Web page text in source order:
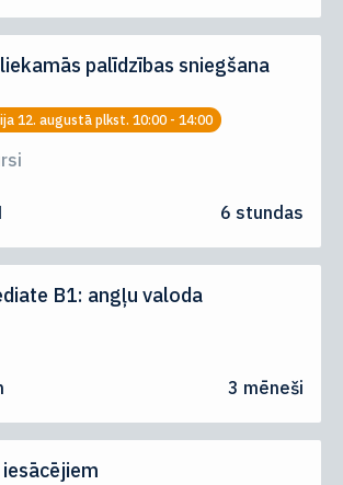
palīdzības sniegšana
12. augustā plkst. 10:00 - 14:00
6 stundas
B1: angļu valoda
3 mēneši